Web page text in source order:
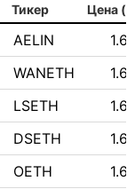
Тикер Цена
AELIN
WANETH
LSETH
DSETH
OETH